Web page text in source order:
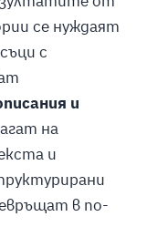
се нуждаят
с
и
на
и
в по-